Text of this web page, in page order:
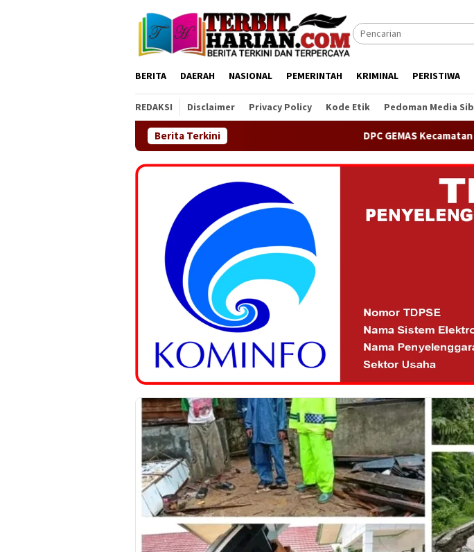
BERITA DAERAH NASIONAL PEMERINTAH KRIMINAL PERISTIWA
REDAKSI Disclaimer Privacy Policy Kode Etik Pedoman Media
Berita Terkini DPC GEMAS Kecamatan Sindang Jaya